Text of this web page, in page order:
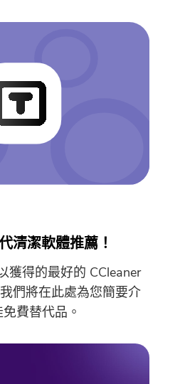
清潔軟體推薦！
獲得的最好的 CCleaner
們將在此處為您簡要介
費替代品。